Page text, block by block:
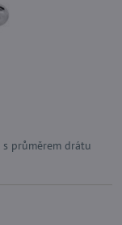
průměrem drátu